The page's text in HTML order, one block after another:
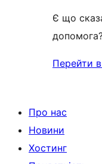
Є що
Перейти
Про нас
Новини
Хостинг